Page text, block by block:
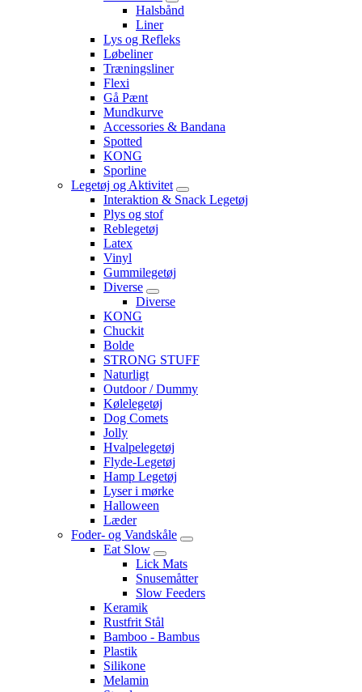
Halsbånd
Liner
Lys og Refleks
Løbeliner
Træningsliner
Flexi
Gå Pænt
Mundkurve
Accessories & Bandana
Spotted
KONG
Sporline
Legetøj og Aktivitet
Interaktion & Snack Legetøj
Plys og stof
Reblegetøj
Latex
Vinyl
Gummilegetøj
Diverse
Diverse
KONG
Chuckit
Bolde
STRONG STUFF
Naturligt
Outdoor / Dummy
Kølelegetøj
Dog Comets
Jolly
Hvalpelegetøj
Flyde-Legetøj
Hamp Legetøj
Lyser i mørke
Halloween
Læder
Foder- og Vandskåle
Eat Slow
Lick Mats
Snusemåtter
Slow Feeders
Keramik
Rustfrit Stål
Bamboo - Bambus
Plastik
Silikone
Melamin